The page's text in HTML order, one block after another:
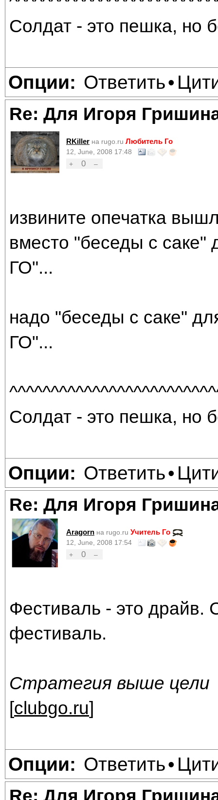
Солдат - это пешка, но
Опции: Ответить•
Re: Для Игоря
RKiller на rugo.ru Любитель Го
12, June, 2008 17:48
+
0 –
извините опечатка
вместо "беседы с саке"
ГО"...
надо "беседы с саке"
ГО"...
Солдат - это пешка, но
Опции: Ответить•
Re: Для Игоря
Aragorn на rugo.ru Учитель Го
12, June, 2008 17:54
+
0 –
Фестиваль - это
фестиваль.
Стратегия выше цели
[clubgo.ru]
Опции: Ответить•
Re: Для Игоря